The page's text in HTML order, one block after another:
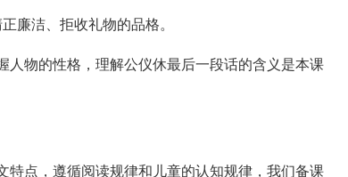
廉洁、拒收礼物的品格。
物的性格，理解公仪休最后一段话的含义是本课
特点，遵循阅读规律和儿童的认知规律，我们备课